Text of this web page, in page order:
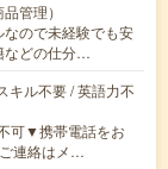
管理）
ので未経験でも安
などの仕分…
キル不要 / 英語力不
可▼携帯電話をお
連絡はメ…